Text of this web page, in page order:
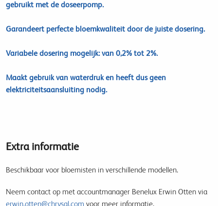
gebruikt met de doseerpomp.
Garandeert perfecte bloemkwaliteit door de juiste dosering.
Variabele dosering mogelijk: van 0,2% tot 2%.
Maakt gebruik van waterdruk en heeft dus geen
elektriciteitsaansluiting nodig.
Extra informatie
Beschikbaar voor bloemisten in verschillende modellen.
Neem contact op met accountmanager Benelux Erwin Otten via
erwin.otten@chrysal.com voor meer informatie.